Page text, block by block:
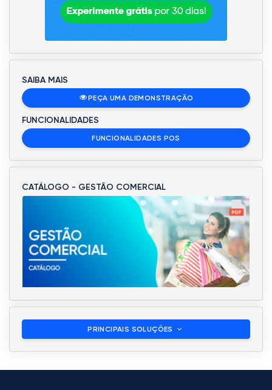
SAIBA MAIS
PEÇA UMA DEMONSTRAÇÃO
FUNCIONALIDADES
FUNCIONALIDADES POS
CATÁLOGO - GESTÃO COMERCIAL
PRINCIPAIS SOLUÇÕES